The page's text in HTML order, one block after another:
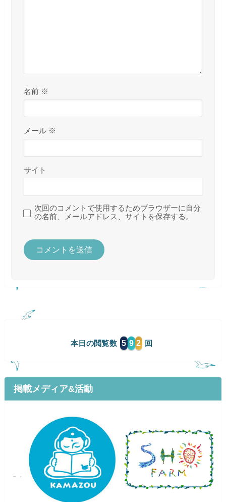
名前 ※
メール ※
サイト
次回のコメントで使用するためブラウザーに自分
の名前、メールアドレス、サイトを保存する。
本日の閲覧数 5 9 2
掲載メディア&活動